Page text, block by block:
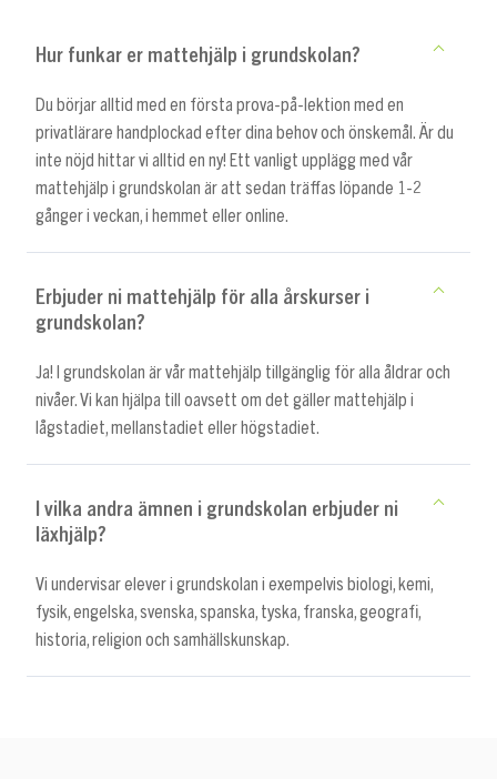
Hur funkar er mattehjälp i grundskolan?
Du börjar alltid med en första prova-på-lektion med en
privatlärare handplockad efter dina behov och önskemål. Är du
inte nöjd hittar vi alltid en ny! Ett vanligt upplägg med vår
mattehjälp i grundskolan är att sedan träffas löpande 1-2
gånger i veckan, i hemmet eller online.
Erbjuder ni mattehjälp för alla årskurser i
grundskolan?
Ja! I grundskolan är vår mattehjälp tillgänglig för alla åldrar och
nivåer. Vi kan hjälpa till oavsett om det gäller mattehjälp i
lågstadiet, mellanstadiet eller högstadiet.
I vilka andra ämnen i grundskolan erbjuder ni
läxhjälp?
Vi undervisar elever i grundskolan i exempelvis biologi, kemi,
fysik, engelska, svenska, spanska, tyska, franska, geografi,
historia, religion och samhällskunskap.